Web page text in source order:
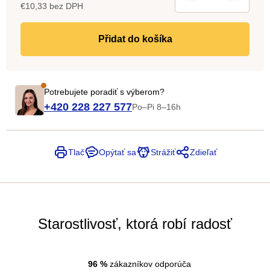
€10,33 bez DPH
cena:
do košíka
Potrebujete poradiť s výberom?
+420 228 227 577Po–Pi 8–16h
Tlač Opýtať sa Strážiť Zdieľať
Starostlivosť, ktorá robí radosť
96 % zákazníkov odporúča